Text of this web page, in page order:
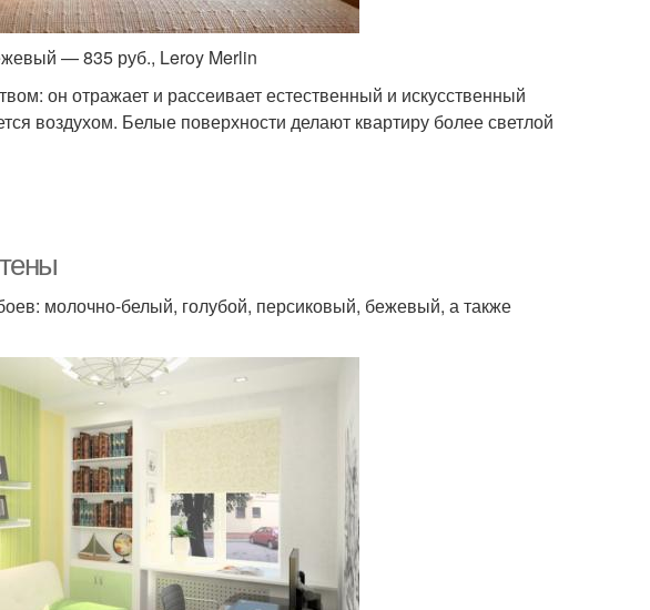
— 835 руб., Leroy Merlin
он отражает и рассеивает естественный и искусственный
воздухом. Белые поверхности делают квартиру более светлой
молочно-белый, голубой, персиковый, бежевый, а также